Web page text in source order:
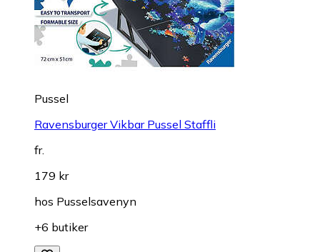
Pussel
Ravensburger Vikbar Pussel Staffli
fr.
179 kr
hos Pusselsavenyn
+6 butiker